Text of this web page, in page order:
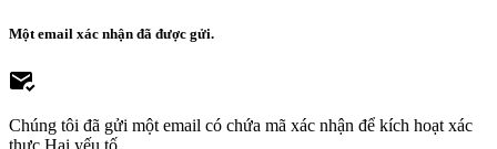
Một email xác nhận đã được gửi.
Chúng tôi đã gửi một email có chứa mã xác nhận để kích hoạt xác